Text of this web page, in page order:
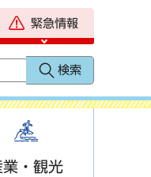
緊急情報
業・観光